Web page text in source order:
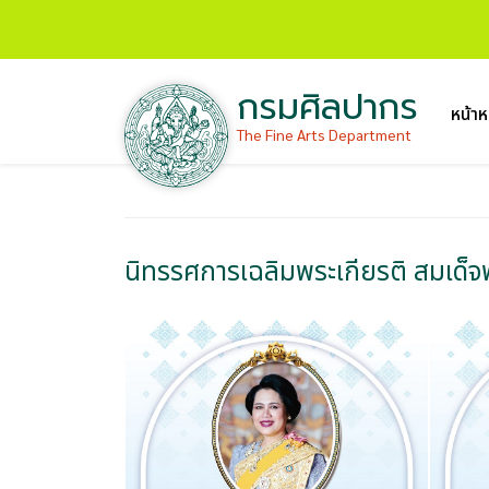
กรมศิลปากร
The Fine Arts Department
หน้า
นิทรรศการเฉลิมพระเกียรติ สมเด็